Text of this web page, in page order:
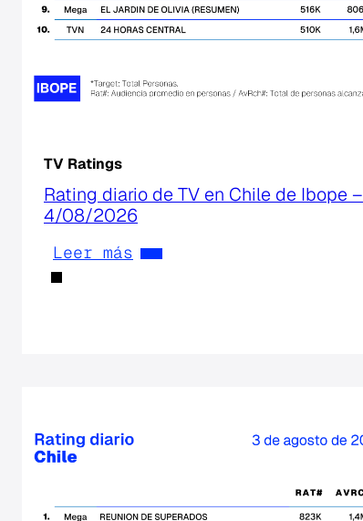
TV Ratings
Rating diario de TV en Chile de Ibope –
4/08/2026
Leer más